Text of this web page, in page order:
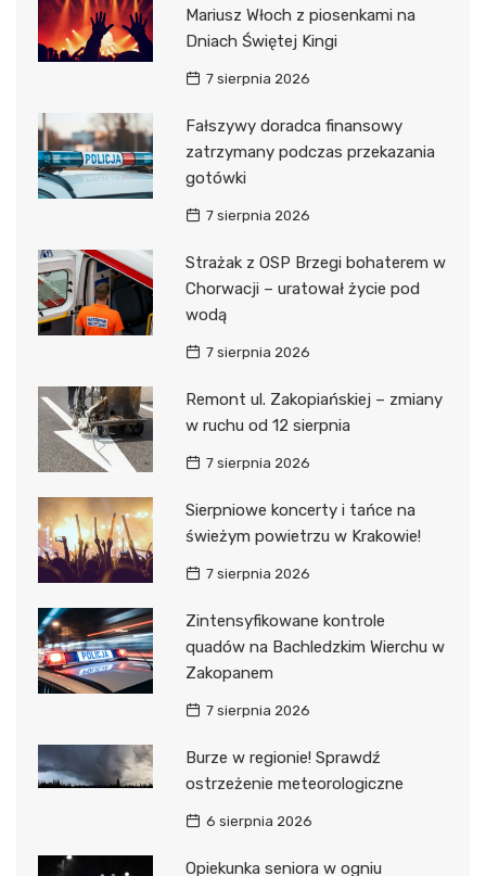
Mariusz Włoch z piosenkami na
Dniach Świętej Kingi
7 sierpnia 2026
Fałszywy doradca finansowy
zatrzymany podczas przekazania
gotówki
7 sierpnia 2026
Strażak z OSP Brzegi bohaterem w
Chorwacji – uratował życie pod
wodą
7 sierpnia 2026
Remont ul. Zakopiańskiej – zmiany
w ruchu od 12 sierpnia
7 sierpnia 2026
Sierpniowe koncerty i tańce na
świeżym powietrzu w Krakowie!
7 sierpnia 2026
Zintensyfikowane kontrole
quadów na Bachledzkim Wierchu w
Zakopanem
7 sierpnia 2026
Burze w regionie! Sprawdź
ostrzeżenie meteorologiczne
6 sierpnia 2026
Opiekunka seniora w ogniu